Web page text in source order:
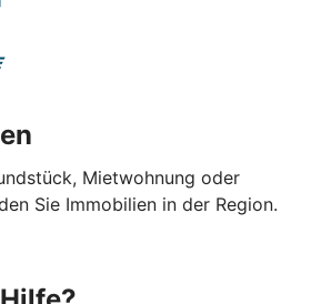
Mietwohnung oder
Sie Immobilien in der Region.